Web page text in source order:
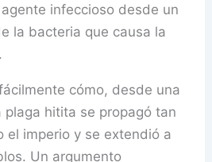
infeccioso desde un
la bacteria que causa la
cómo, desde una
hitita se propagó tan
el imperio y se extendió a
Un argumento